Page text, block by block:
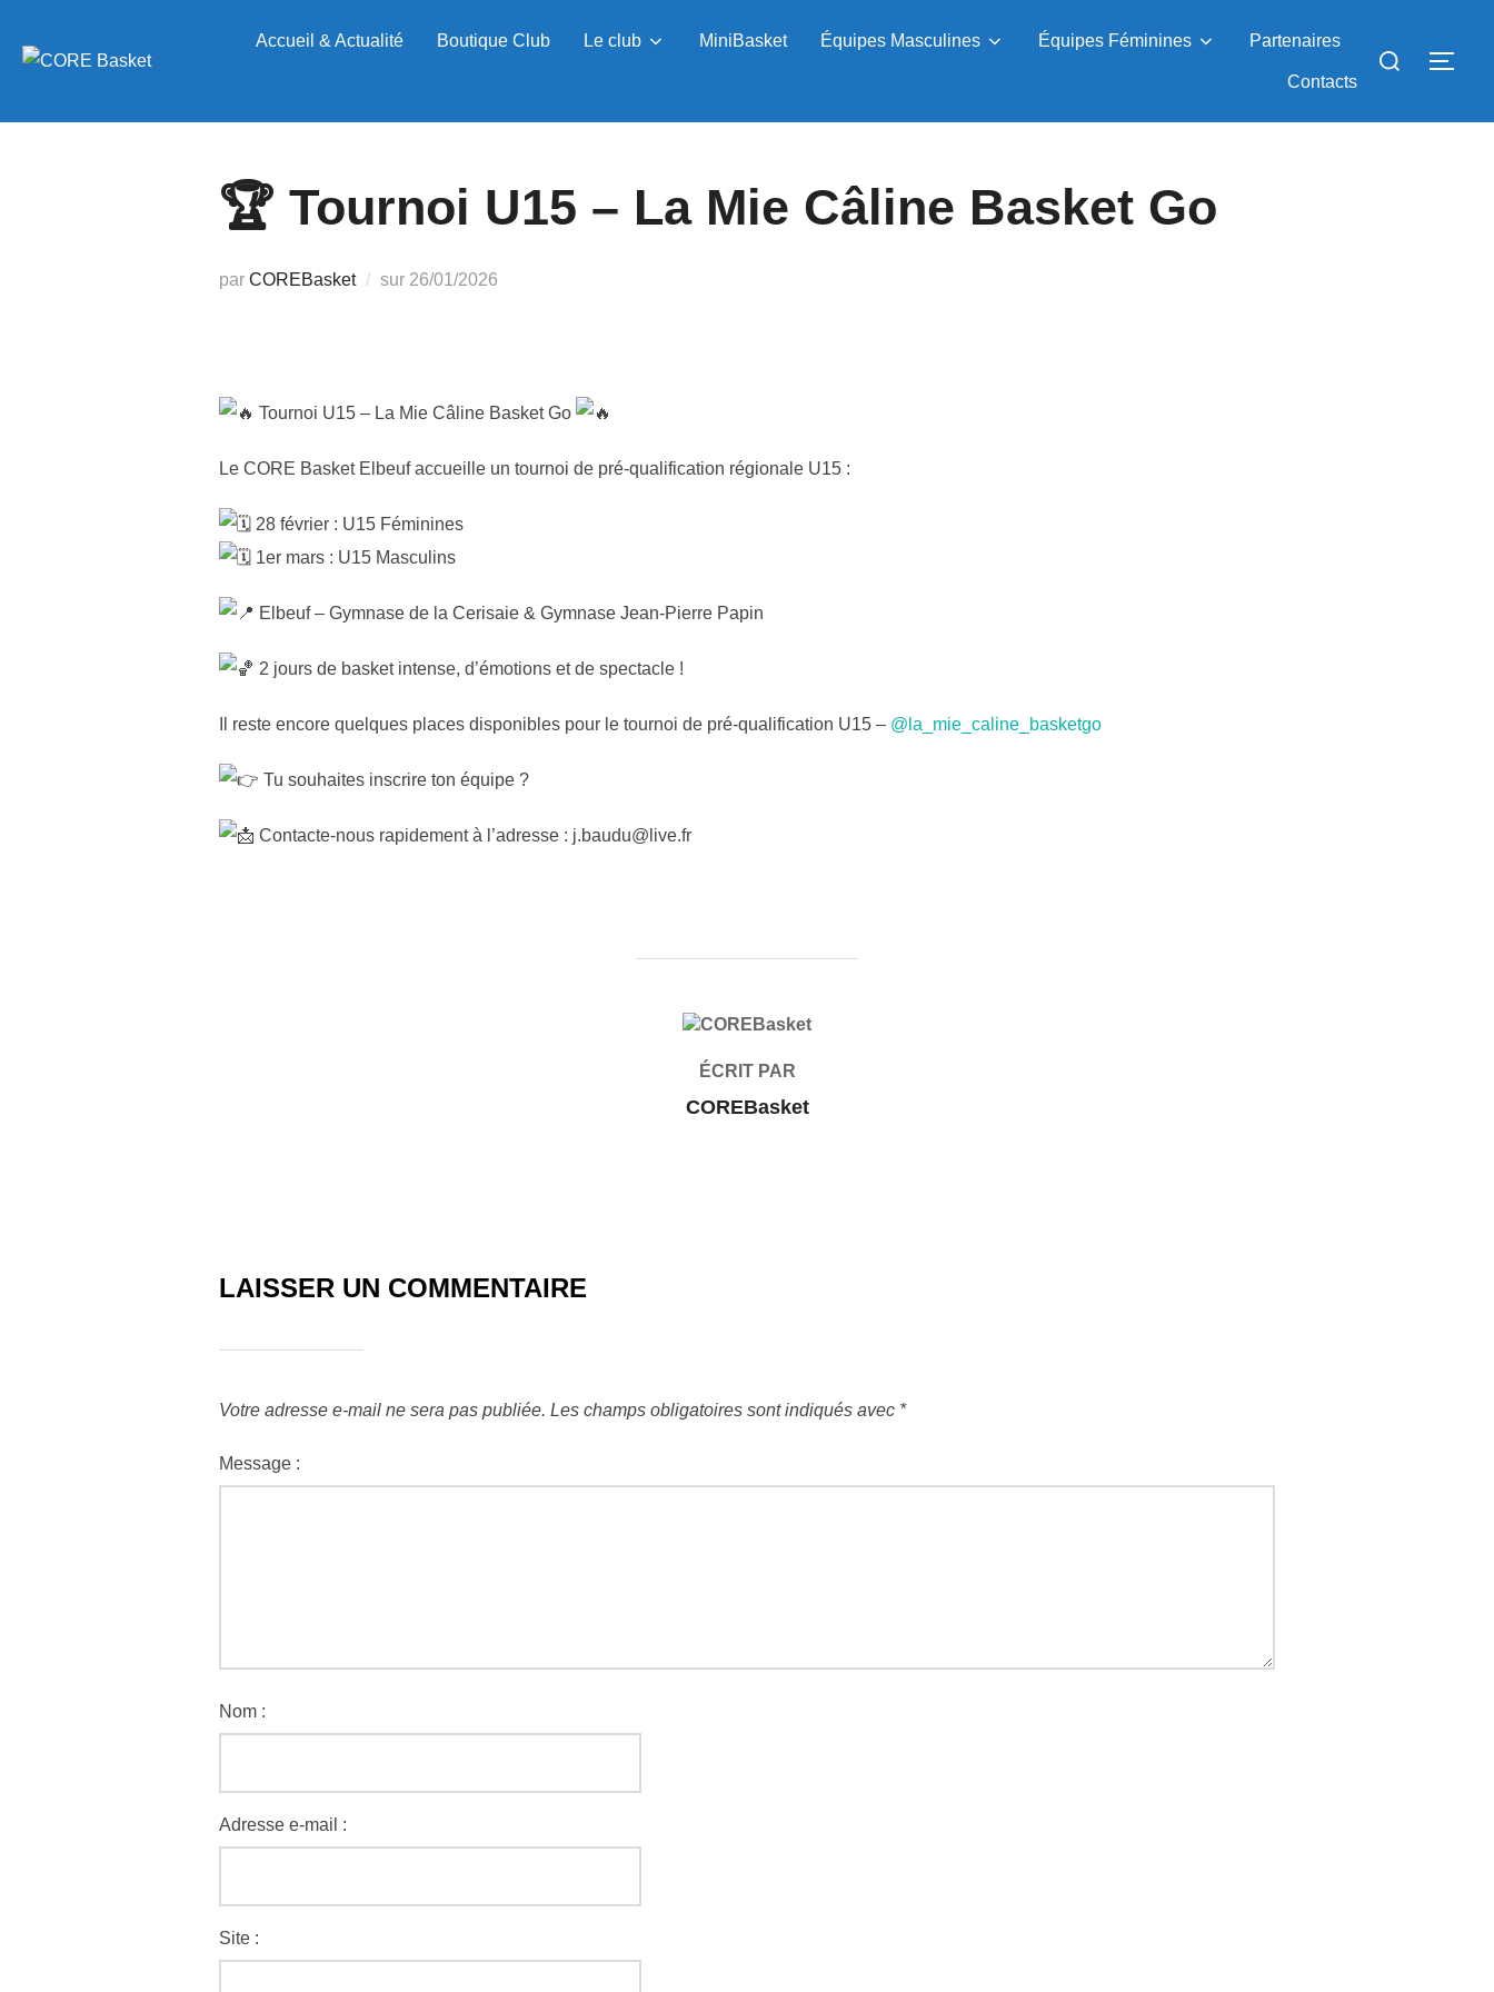
Accueil & Actualité Boutique Club Le club MiniBasket Équipes Masculines Équipes Féminines Partenaires
Contacts
Rechercher :
🏆 Tournoi U15 – La Mie Câline Basket Go
par COREBasket sur Publié
26/01/2026
Tournoi U15 – La Mie Câline Basket Go
Le CORE Basket Elbeuf accueille un tournoi de pré-qualification régionale U15 :
28 février : U15 Féminines
1er mars : U15 Masculins
Elbeuf – Gymnase de la Cerisaie & Gymnase Jean-Pierre Papin
2 jours de basket intense, d’émotions et de spectacle !
Il reste encore quelques places disponibles pour le tournoi de pré-qualification U15 – @la_mie_caline_basketgo
Tu souhaites inscrire ton équipe ?
Contacte-nous rapidement à l’adresse : j.baudu@live.fr
AUTEUR DE LA PUBLICATION
ÉCRIT PAR
COREBasket
LAISSER UN COMMENTAIRE
Votre adresse e-mail ne sera pas publiée. Les champs obligatoires sont indiqués avec *
Message :
Nom :
Adresse e-mail :
Site :